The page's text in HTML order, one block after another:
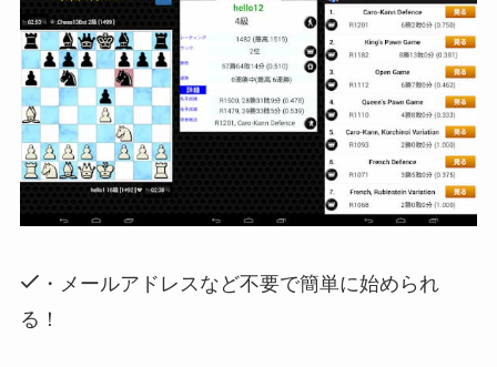
・メールアドレスなど不要で簡単に始められ
る！